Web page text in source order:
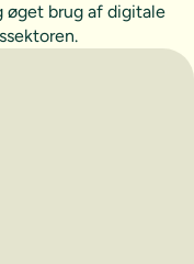
øget brug af digitale